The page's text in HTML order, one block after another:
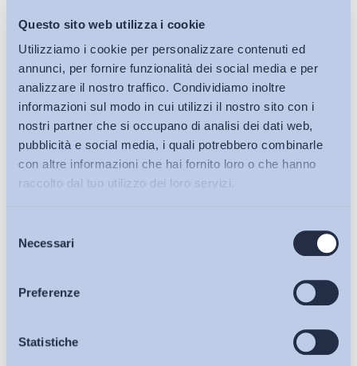
Questo sito web utilizza i cookie
Utilizziamo i cookie per personalizzare contenuti ed
annunci, per fornire funzionalità dei social media e per
analizzare il nostro traffico. Condividiamo inoltre
informazioni sul modo in cui utilizzi il nostro sito con i
nostri partner che si occupano di analisi dei dati web,
pubblicità e social media, i quali potrebbero combinarle
con altre informazioni che hai fornito loro o che hanno
raccolto dal tuo utilizzo dei loro servizi.
delNecessari
Preferenze
Statistiche
Bollettini ADAPT
Articoli
Osservatori
sulla pagina della